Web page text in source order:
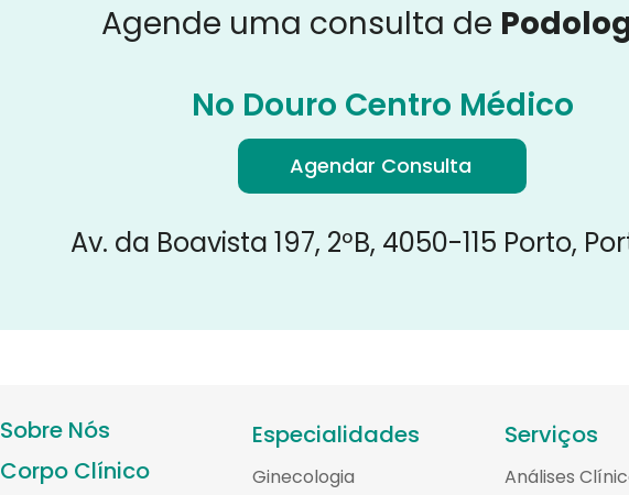
Agende uma consulta de
No Douro Centro Médico
Agendar Consulta
Av. da Boavista 197, 2ºB, 4050-115 Porto,
Sobre Nós
Corpo Clínico
Especialidades
Ginecologia
Serviços
Análises